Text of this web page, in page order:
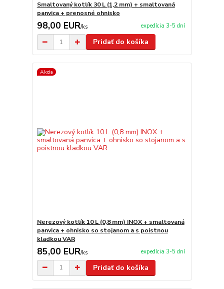
Smaltovaný kotlík 30 L (1,2 mm) + smaltovaná
panvica + prenosné ohnisko
98,00 EUR/ks expedícia 3-5 dní
Pridať do košíka
Akcia
Nerezový kotlík 10 L (0,8 mm) INOX + smaltovaná
panvica + ohnisko so stojanom a s poistnou
kladkou VAR
85,00 EUR/ks expedícia 3-5 dní
Pridať do košíka